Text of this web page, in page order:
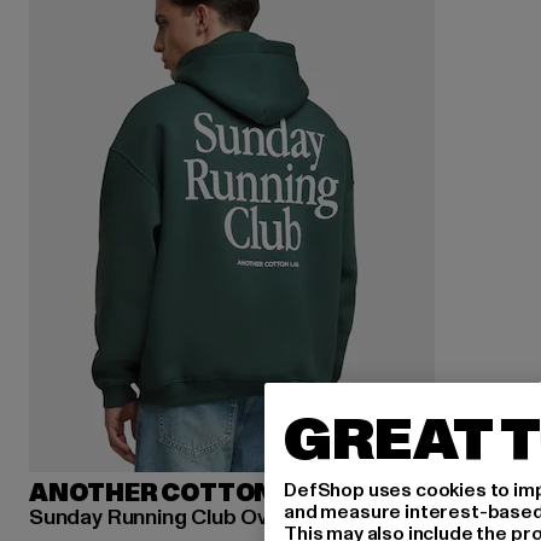
ANOTHER COTTON LAB
Sunday Running Club Oversized
GREAT
DefShop uses cookies to
and measure interest-
This may also include the